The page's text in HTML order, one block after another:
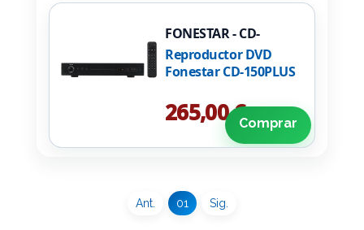
FONESTAR - CD-
150PLUS
Reproductor DVD
Fonestar CD-150PLUS
265,00 €Comprar
Ant. 01 Sig.